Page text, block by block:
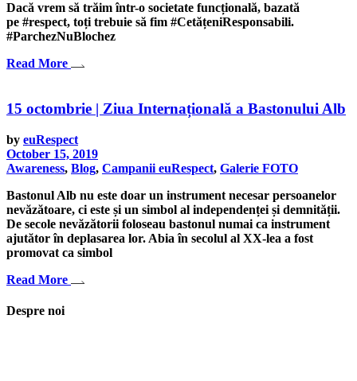
Dacă vrem să trăim într-o societate funcțională, bazată
pe #respect, toți trebuie să fim #CetățeniResponsabili.
#ParchezNuBlochez
Read More
15 octombrie | Ziua Internațională a Bastonului Alb
by euRespect
October 15, 2019
Awareness, Blog, Campanii euRespect, Galerie FOTO
Bastonul Alb nu este doar un instrument necesar persoanelor
nevăzătoare, ci este și un simbol al independenței și demnității.
De secole nevăzătorii foloseau bastonul numai ca instrument
ajutător în deplasarea lor. Abia în secolul al XX-lea a fost
promovat ca simbol
Read More
Despre noi